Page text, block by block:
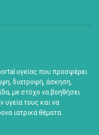
υγείας που προσφέρει
διατροφή, άσκηση,
με στόχο να βοηθήσει
υγεία τους και να
ιατρικά θέματα.